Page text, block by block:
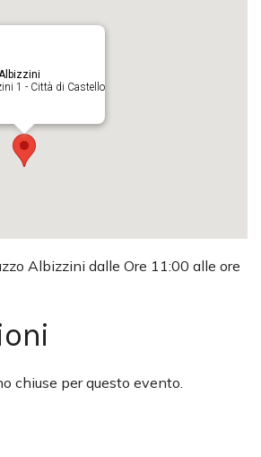
1 - Città di Castello
Albizzini dalle Ore 11:00 alle ore
chiuse per questo evento.